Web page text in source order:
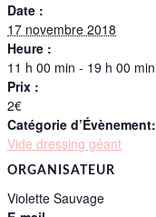
Date :
17 novembre 2018
Heure :
11 h 00 min - 19 h 00 min
Prix :
2€
Catégorie d’Évènement:
Vide dressing géant
ORGANISATEUR
Violette Sauvage